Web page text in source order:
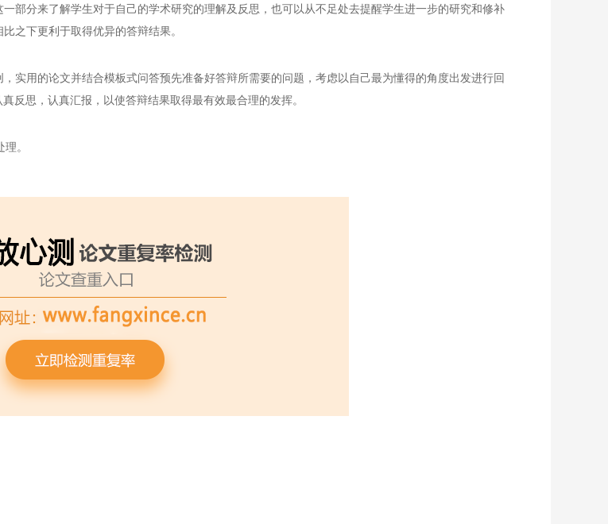
部分来了解学生对于自己的学术研究的理解及反思，也可以从不足处去提醒学生进一步的研究和修补
之下更利于取得优异的答辩结果。
实用的论文并结合模板式问答预先准备好答辩所需要的问题，考虑以自己最为懂得的角度出发进行回
反思，认真汇报，以使答辩结果取得最有效最合理的发挥。
。